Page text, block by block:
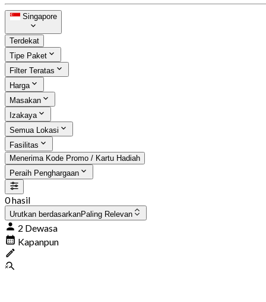
Singapore
Terdekat
Tipe Paket
Filter Teratas
Harga
Masakan
Izakaya
Semua Lokasi
Fasilitas
Menerima Kode Promo / Kartu Hadiah
Peraih Penghargaan
0 hasil
Urutkan berdasarkanPaling Relevan
2 Dewasa
Kapanpun